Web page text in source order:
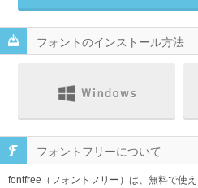
フォントのインストール方法
フォントフリーについて
fontfree（フォントフリー）は、無料で使